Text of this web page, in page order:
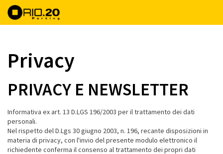
Privacy
PRIVACY E NEWSLETTER
Informativa ex art. 13 D.LGS 196/2003 per il trattamento dei dati
personali.
Nel rispetto del D.Lgs 30 giugno 2003, n. 196, recante disposizioni in
materia di privacy, con l'invio del presente modulo elettronico il
richiedente conferma il consenso al trattamento dei propri dati